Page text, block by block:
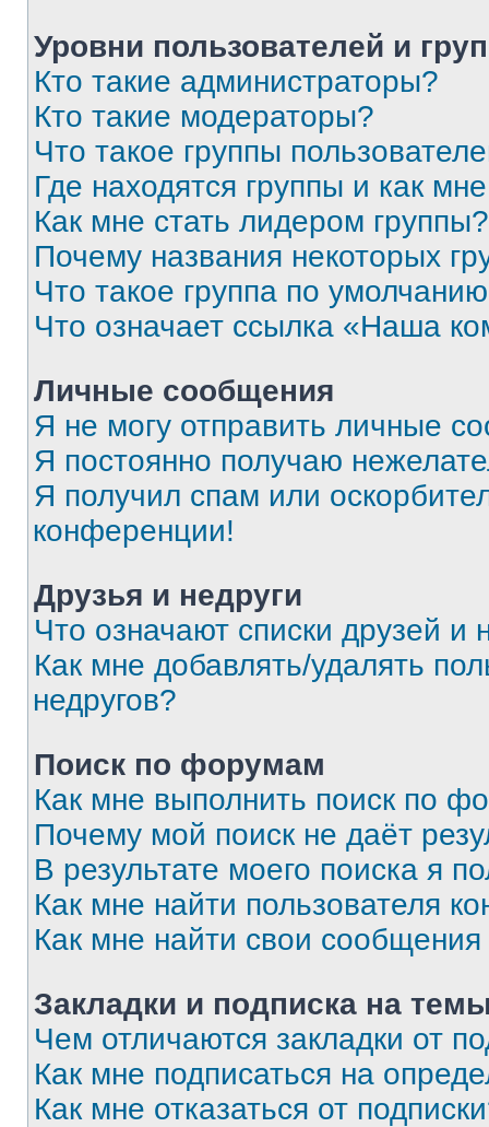
Уровни пользователей и
Кто такие администраторы?
Кто такие модераторы?
Что такое группы
Где находятся группы и как
Как мне стать лидером группы?
Почему названия некоторых
Что такое группа по
Что означает ссылка «Наша
Личные сообщения
Я не могу отправить личные
Я постоянно получаю
Я получил спам или
конференции!
Друзья и недруги
Что означают списки друзей и
Как мне добавлять/удалять
недругов?
Поиск по форумам
Как мне выполнить поиск по
Почему мой поиск не даёт
В результате моего поиска я
Как мне найти пользователя
Как мне найти свои
Закладки и подписка на
Чем отличаются закладки от
Как мне подписаться на
Как мне отказаться от